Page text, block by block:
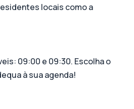
locais como a
09:00 e 09:30. Escolha o
à sua agenda!